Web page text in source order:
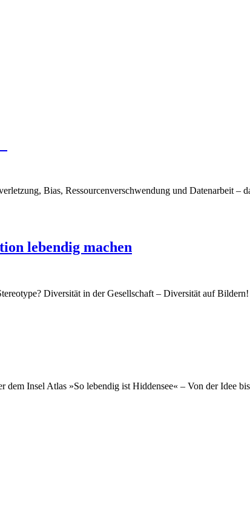
Bias, Ressourcenverschwendung und Datenarbeit –
lebendig machen
Diversität in der Gesellschaft – Diversität auf Bildern!
Insel Atlas »So lebendig ist Hiddensee« – Von der Idee